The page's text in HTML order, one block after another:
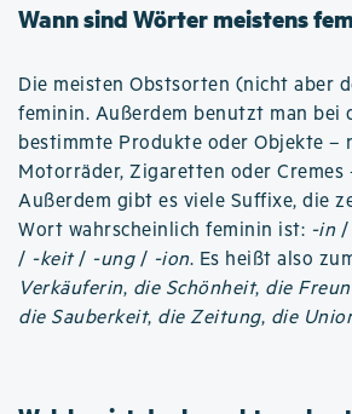
Wann sind Wörter meistens
Die meisten Obstsorten (nicht aber
feminin. Außerdem benutzt man bei
bestimmte Produkte oder Objekte –
Motorräder, Zigaretten oder Cremes
Außerdem gibt es viele Suffixe, die
Wort wahrscheinlich feminin ist: -in /
/ -keit/ -ung/ -ion. Es heißt also
Verkäuferin, die Schönheit, die
die Sauberkeit, die Zeitung, die